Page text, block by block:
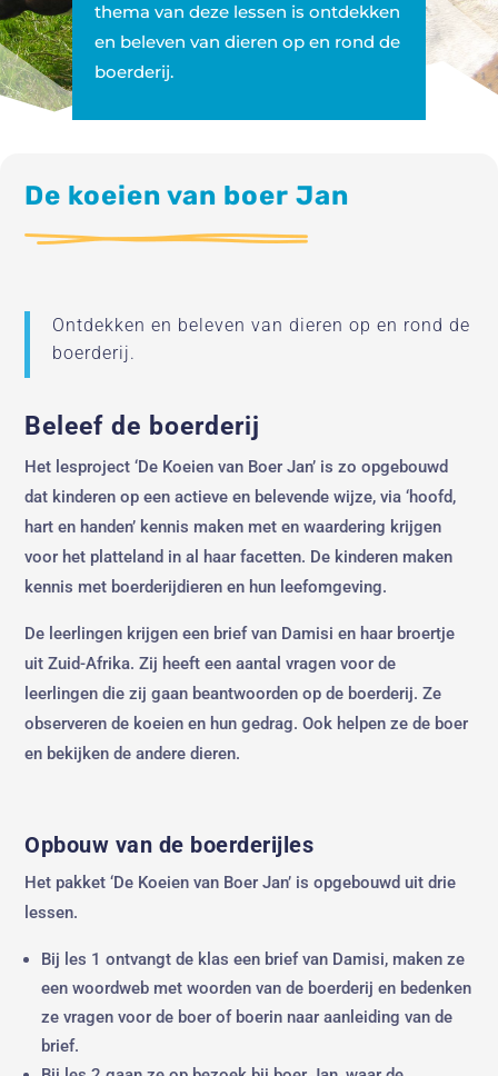
thema van deze lessen is ontdekken
en beleven van dieren op en rond de
boerderij.
De koeien van boer Jan
Ontdekken en beleven van dieren op en rond de
boerderij.
Beleef de boerderij
Het lesproject ‘De Koeien van Boer Jan’ is zo opgebouwd
dat kinderen op een actieve en belevende wijze, via ‘hoofd,
hart en handen’ kennis maken met en waardering krijgen
voor het platteland in al haar facetten. De kinderen maken
kennis met boerderijdieren en hun leefomgeving.
De leerlingen krijgen een brief van Damisi en haar broertje
uit Zuid-Afrika. Zij heeft een aantal vragen voor de
leerlingen die zij gaan beantwoorden op de boerderij. Ze
observeren de koeien en hun gedrag. Ook helpen ze de boer
en bekijken de andere dieren.
Opbouw van de boerderijles
Het pakket ‘De Koeien van Boer Jan’ is opgebouwd uit drie
lessen.
Bij les 1 ontvangt de klas een brief van Damisi, maken ze
een woordweb met woorden van de boerderij en bedenken
ze vragen voor de boer of boerin naar aanleiding van de
brief.